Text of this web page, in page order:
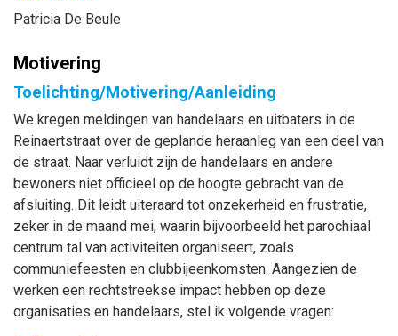
Patricia De Beule
Motivering
Toelichting/Motivering/Aanleiding
We kregen meldingen van handelaars en uitbaters in de
Reinaertstraat over de geplande heraanleg van een deel van
de straat. Naar verluidt zijn de handelaars en andere
bewoners niet officieel op de hoogte gebracht van de
afsluiting. Dit leidt uiteraard tot onzekerheid en frustratie,
zeker in de maand mei, waarin bijvoorbeeld het parochiaal
centrum tal van activiteiten organiseert, zoals
communiefeesten en clubbijeenkomsten. Aangezien de
werken een rechtstreekse impact hebben op deze
organisaties en handelaars, stel ik volgende vragen: